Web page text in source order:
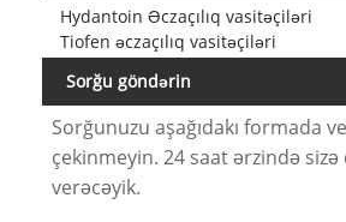
Hydantoin Əczaçılıq vasitəçiləri
Tiofen əczaçılıq vasitəçiləri
Sorğu göndərin
Sorğunuzu aşağıdakı formada
çekinmeyin. 24 saat ərzində sizə
verəcəyik.